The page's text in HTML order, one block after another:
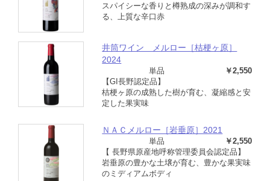
スパイシーな香りと樽熟成の深みが調和す
る、上質な辛口赤
井筒ワイン メルロー［桔梗ヶ原］
2024
単品
￥2,550
【GI長野認定品】
桔梗ヶ原の成熟した樹が育む、凝縮感と安
定した果実味
ＮＡＣメルロー［岩垂原］2021
単品
￥2,550
【 長野県原産地呼称管理委員会認定品】
岩垂原の豊かな土壌が育む、豊かな果実味
のミディアムボディ